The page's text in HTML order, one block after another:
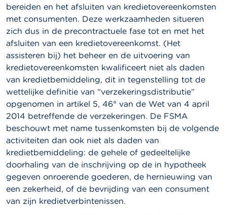
bereiden en het afsluiten van kredietovereenkomsten
met consumenten. Deze werkzaamheden situeren
zich dus in de precontractuele fase tot en met het
afsluiten van een kredietovereenkomst. (Het
assisteren bij) het beheer en de uitvoering van
kredietovereenkomsten kwalificeert niet als daden
van kredietbemiddeling, dit in tegenstelling tot de
wettelijke definitie van “verzekeringsdistributie”
opgenomen in artikel 5, 46° van de Wet van 4 april
2014 betreffende de verzekeringen. De FSMA
beschouwt met name tussenkomsten bij de volgende
activiteiten dan ook niet als daden van
kredietbemiddeling: de gehele of gedeeltelijke
doorhaling van de inschrijving op de in hypotheek
gegeven onroerende goederen, de hernieuwing van
een zekerheid, of de bevrijding van een consument
van zijn kredietverbintenissen.